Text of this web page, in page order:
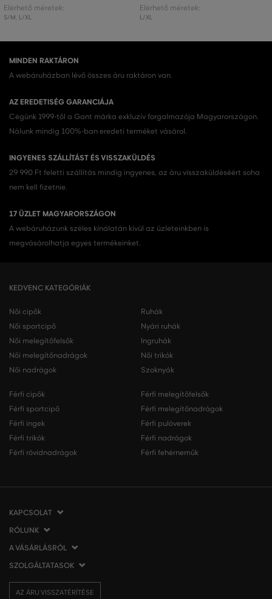
Elérhető méretek:
S/M, L/XL
Elérhető méretek:
L/XL
MINDEN RAKTÁRON
A webáruházban lévő összes áru raktáron van.
AZ EREDETISÉG GARANCIÁJA
Cégünk 1999-től a Gant márka exkluzív forgalmazója Magyarországon.
Nálunk mindig 100%-ban eredeti terméket vásárol.
INGYENES SZÁLLÍTÁST ÉS VISSZAKÜLDÉS
29 990 Ft feletti szállítás mindig ingyenes, az áru visszaküldéséért soha
nem kell fizetnie.
17 ÜZLET MAGYARORSZÁGON
A webáruházunk széles kínálatán kívül az üzleteinkben is
megvásárolhatja egyes termékeinket.
KEDVENC KATEGÓRIÁK
Női cipők
Női sportcipő
Női melegítőfelsők
Női melegítőnadrágok
Női nadrágok
Ruhák
Nyári ruhák
Ingruhák
Női trikók
Szoknyák
Férfi cipők
Férfi sportcipő
Férfi ingek
Férfi trikók
Férfi rövidnadrágok
Férfi melegítőfelsők
Férfi melegítőnadrágok
Férfi pulóverek
Férfi nadrágok
Férfi fehérneműk
KAPCSOLAT
VERMONT Services Slovakia s. r. o.
Vlčie hrdlo 53
821 07 Bratislava
tel.: 06 1 901 1901
RÓLUNK
Cégünkről
Elérhetőség
Affiliate
A VÁSÁRLÁSRÓL
A vásárlás menete
Általános szerződési feltételek
Az áru visszatérítése/visszáru
SZOLGÁLTATASOK
Szállítás és fizetés
AZ ÁRU VISSZATÉRÍTÉSE